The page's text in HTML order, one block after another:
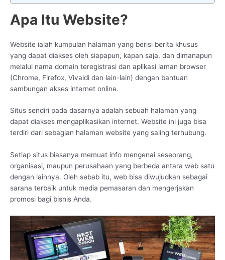
Apa Itu Website?
Website ialah kumpulan halaman yang berisi berita khusus
yang dapat diakses oleh siapapun, kapan saja, dan dimanapun
melalui nama domain teregistrasi dan aplikasi laman browser
(Chrome, Firefox, Vivaldi dan lain-lain) dengan bantuan
sambungan akses internet online.
Situs sendiri pada dasarnya adalah sebuah halaman yang
dapat diakses mengaplikasikan internet. Website ini juga bisa
terdiri dari sebagian halaman website yang saling terhubung.
Setiap situs biasanya memuat info mengenai seseorang,
organisasi, maupun perusahaan yang berbeda antara web satu
dengan lainnya. Oleh sebab itu, web bisa diwujudkan sebagai
sarana terbaik untuk media pemasaran dan mengerjakan
promosi bagi bisnis Anda.